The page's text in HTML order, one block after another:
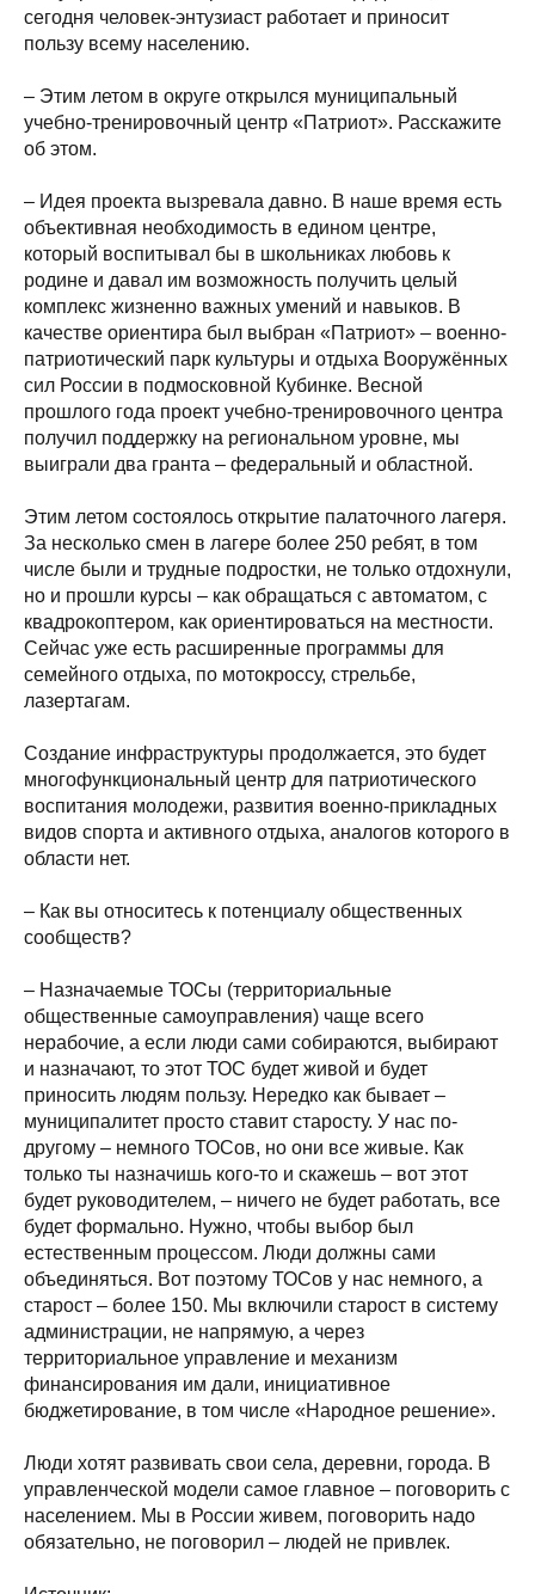
сегодня человек-энтузиаст работает и приносит
пользу всему населению.
– Этим летом в округе открылся муниципальный
учебно-тренировочный центр «Патриот». Расскажите
об этом.
– Идея проекта вызревала давно. В наше время есть
объективная необходимость в едином центре,
который воспитывал бы в школьниках любовь к
родине и давал им возможность получить целый
комплекс жизненно важных умений и навыков. В
качестве ориентира был выбран «Патриот» – военно-
патриотический парк культуры и отдыха Вооружённых
сил России в подмосковной Кубинке. Весной
прошлого года проект учебно-тренировочного центра
получил поддержку на региональном уровне, мы
выиграли два гранта – федеральный и областной.
Этим летом состоялось открытие палаточного лагеря.
За несколько смен в лагере более 250 ребят, в том
числе были и трудные подростки, не только отдохнули,
но и прошли курсы – как обращаться с автоматом, с
квадрокоптером, как ориентироваться на местности.
Сейчас уже есть расширенные программы для
семейного отдыха, по мотокроссу, стрельбе,
лазертагам.
Создание инфраструктуры продолжается, это будет
многофункциональный центр для патриотического
воспитания молодежи, развития военно-прикладных
видов спорта и активного отдыха, аналогов которого в
области нет.
– Как вы относитесь к потенциалу общественных
сообществ?
– Назначаемые ТОСы (территориальные
общественные самоуправления) чаще всего
нерабочие, а если люди сами собираются, выбирают
и назначают, то этот ТОС будет живой и будет
приносить людям пользу. Нередко как бывает –
муниципалитет просто ставит старосту. У нас по-
другому – немного ТОСов, но они все живые. Как
только ты назначишь кого-то и скажешь – вот этот
будет руководителем, – ничего не будет работать, все
будет формально. Нужно, чтобы выбор был
естественным процессом. Люди должны сами
объединяться. Вот поэтому ТОСов у нас немного, а
старост – более 150. Мы включили старост в систему
администрации, не напрямую, а через
территориальное управление и механизм
финансирования им дали, инициативное
бюджетирование, в том числе «Народное решение».
Люди хотят развивать свои села, деревни, города. В
управленческой модели самое главное – поговорить с
населением. Мы в России живем, поговорить надо
обязательно, не поговорил – людей не привлек.